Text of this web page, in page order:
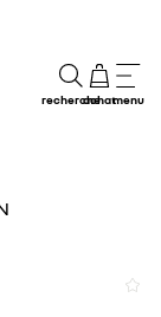
rechercheachatmenu